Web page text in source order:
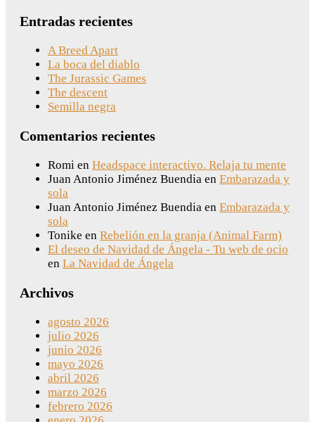
Entradas recientes
A Breed Apart
La boca del diablo
The Jurassic Games
The descent
Semilla negra
Comentarios recientes
Romi en Headspace interactivo. Relaja tu mente
Juan Antonio Jiménez Buendia en Embarazada y
sola
Juan Antonio Jiménez Buendia en Embarazada y
sola
Tonike en Rebelión en la granja (Animal Farm)
El deseo de Navidad de Ángela - Tu web de ocio
en La Navidad de Ángela
Archivos
agosto 2026
julio 2026
junio 2026
mayo 2026
abril 2026
marzo 2026
febrero 2026